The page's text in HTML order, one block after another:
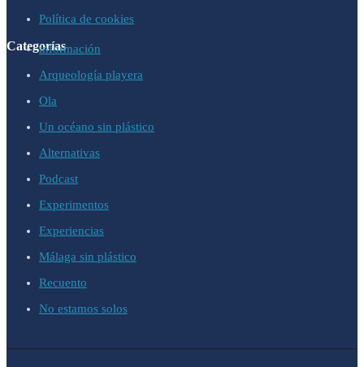
Política de cookies
Categoríasinformación
Arqueología playera
Ola
Un océano sin plástico
Alternativas
Podcast
Experimentos
Experiencias
Málaga sin plástico
Recuento
No estamos solos